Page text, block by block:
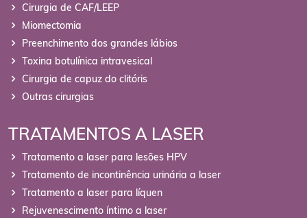
Cirurgia de CAF/LEEP
Miomectomia
Preenchimento dos grandes lábios
Toxina botulínica intravesical
Cirurgia de capuz do clitóris
Outras cirurgias
TRATAMENTOS A LASER
Tratamento a laser para lesões HPV
Tratamento de incontinência urinária a laser
Tratamento a laser para líquen
Rejuvenescimento íntimo a laser